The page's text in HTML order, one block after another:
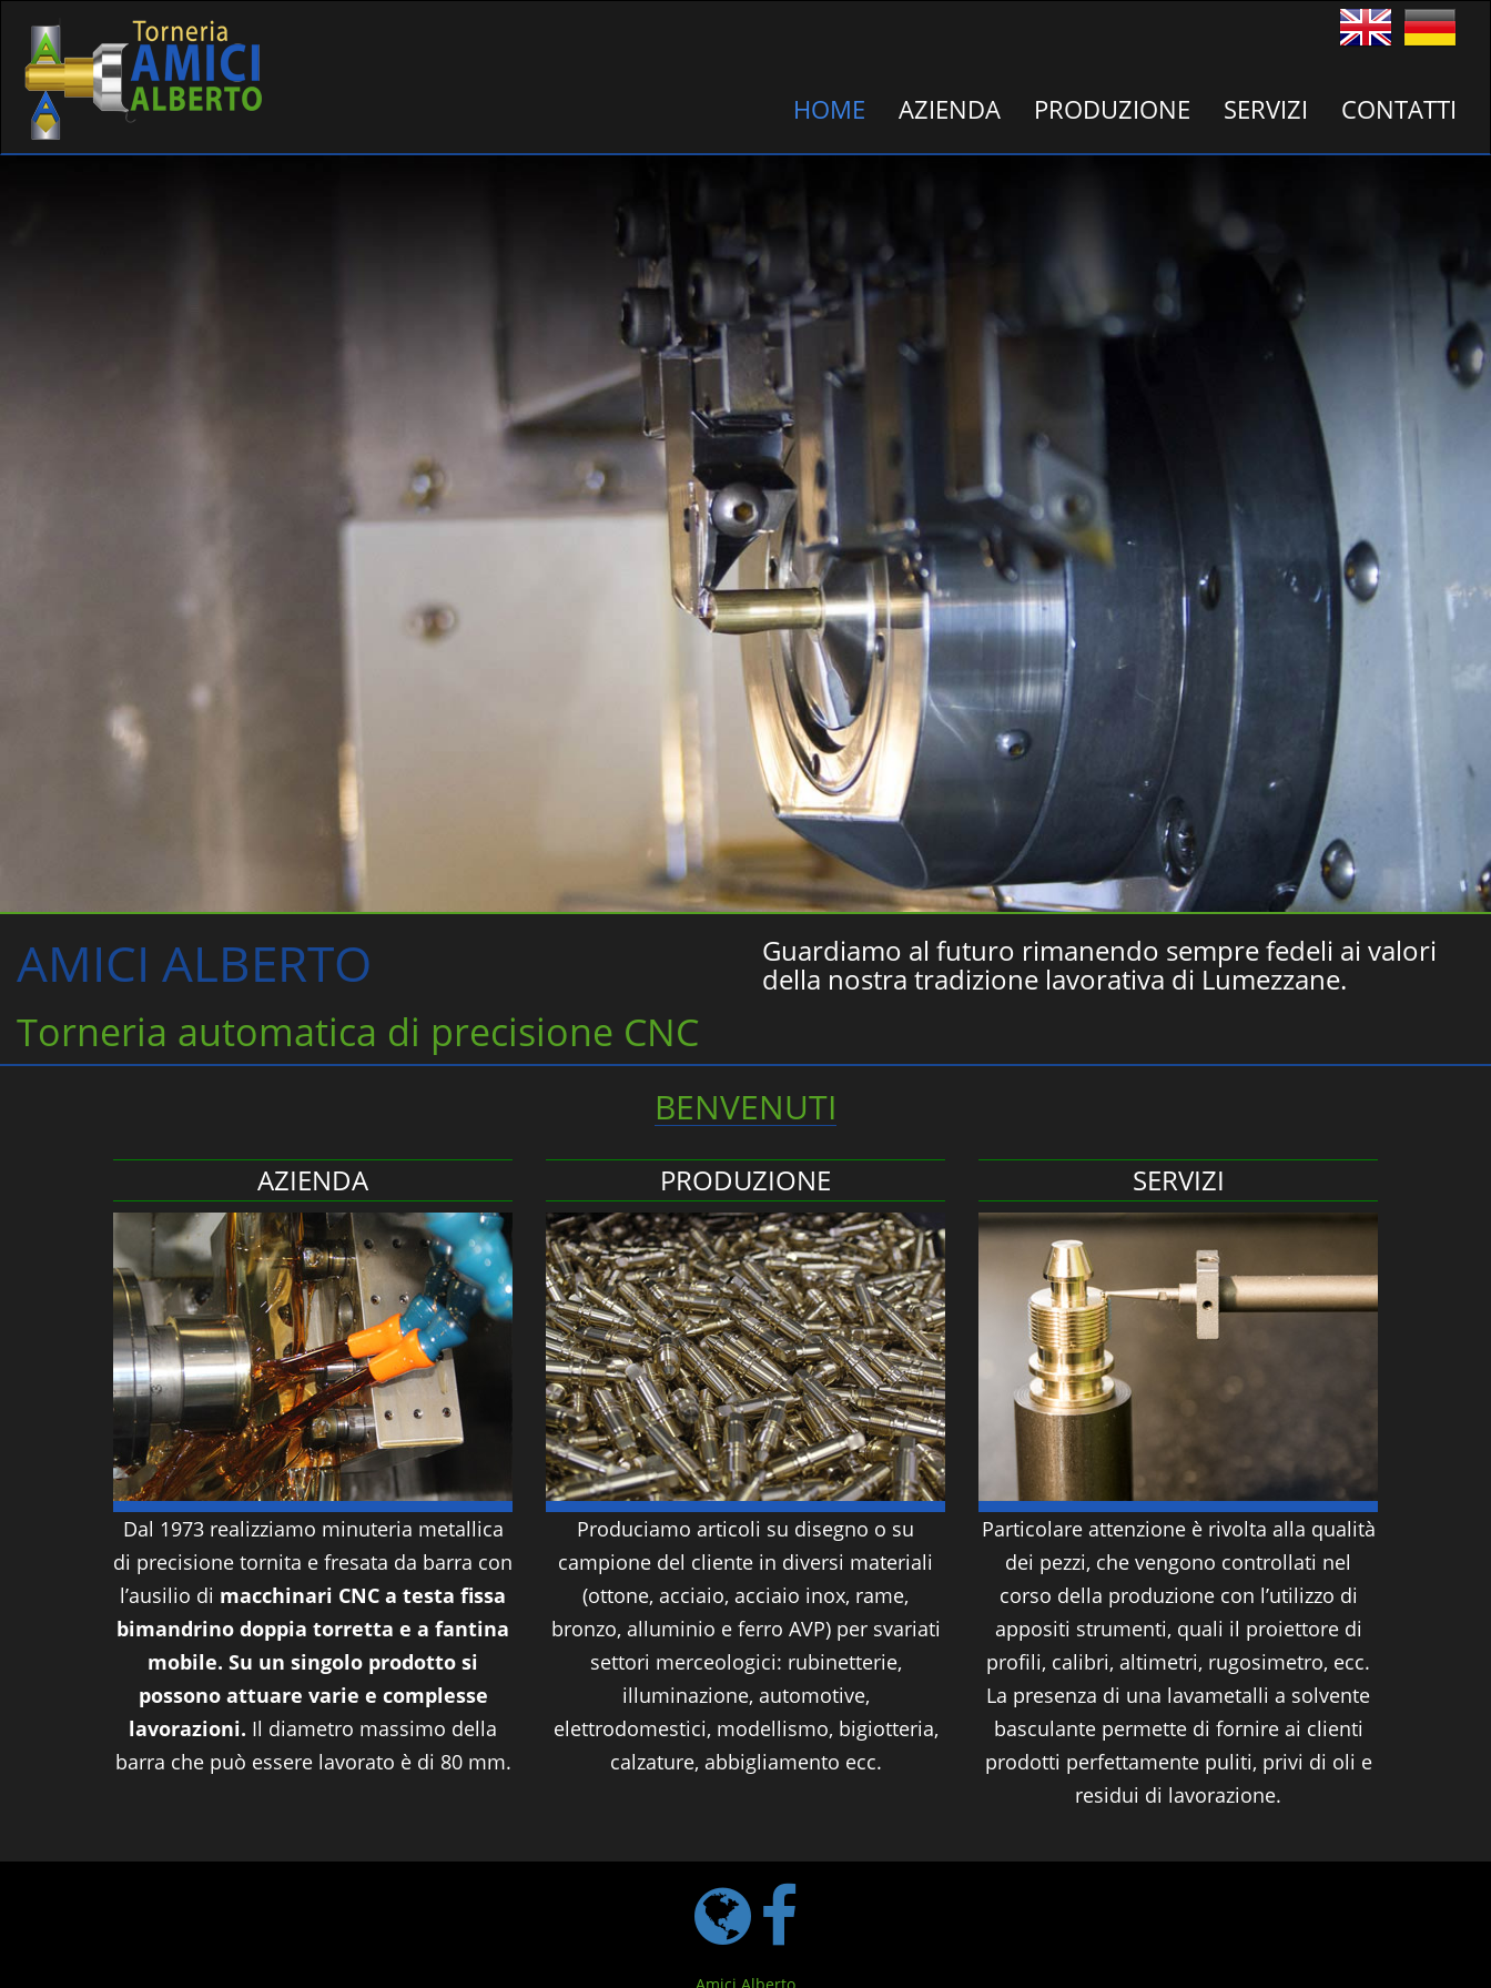
HOME AZIENDA PRODUZIONE SERVIZI CONTATTI
AMICI ALBERTO
Torneria automatica di precisione CNC
Guardiamo al futuro rimanendo sempre fedeli ai valori
della nostra tradizione lavorativa di Lumezzane.
BENVENUTI
AZIENDA
Dal 1973 realizziamo minuteria metallica
di precisione tornita e fresata da barra con
l’ausilio di macchinari CNC a testa fissa
bimandrino doppia torretta e a fantina
mobile. Su un singolo prodotto si
possono attuare varie e complesse
lavorazioni. Il diametro massimo della
barra che può essere lavorato è di 80 mm.
PRODUZIONE
Produciamo articoli su disegno o su
campione del cliente in diversi materiali
(ottone, acciaio, acciaio inox, rame,
bronzo, alluminio e ferro AVP) per svariati
settori merceologici: rubinetterie,
illuminazione, automotive,
elettrodomestici, modellismo, bigiotteria,
calzature, abbigliamento ecc.
SERVIZI
Particolare attenzione è rivolta alla qualità
dei pezzi, che vengono controllati nel
corso della produzione con l’utilizzo di
appositi strumenti, quali il proiettore di
profili, calibri, altimetri, rugosimetro, ecc.
La presenza di una lavametalli a solvente
basculante permette di fornire ai clienti
prodotti perfettamente puliti, privi di oli e
residui di lavorazione.